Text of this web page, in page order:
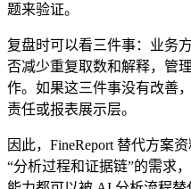
题来验证。
复盘时可以看三件事：业务
否减少重复取数和解释，管
作。如果这三件事没有改善
责任或报表展示层。
因此，FineReport 替代方案
“分析过程和证据链”的需求